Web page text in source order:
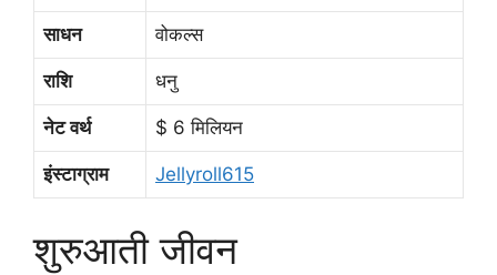
साधन वोकल्स
राशि धनु
नेट वर्थ $ 6 मिलियन
इंस्टाग्राम Jellyroll615
शुरुआती जीवन